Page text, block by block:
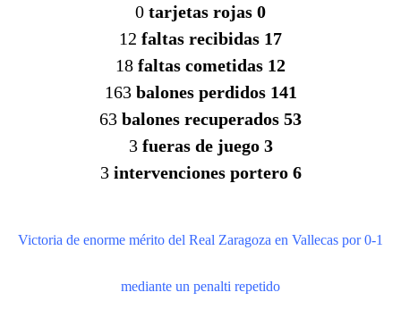
0 tarjetas rojas 0
12 faltas recibidas 17
18 faltas cometidas 12
163 balones perdidos 141
63 balones recuperados 53
3 fueras de juego 3
3 intervenciones portero 6
Victoria de enorme mérito del Real Zaragoza en Vallecas por 0-1
mediante un penalti repetido